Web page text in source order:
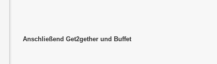
Anschließend Get2gether und Buffet